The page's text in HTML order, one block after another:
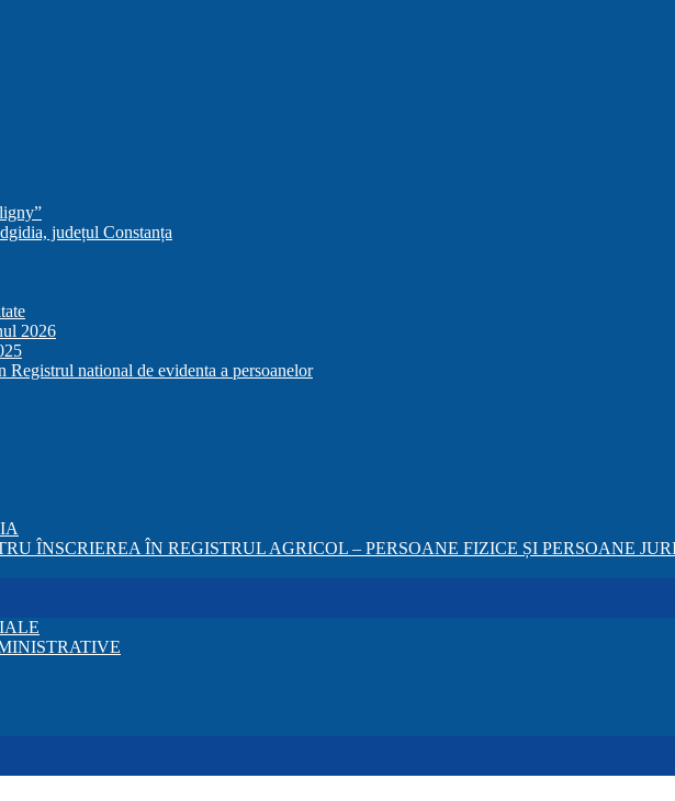
județul Constanța
2026
national de evidenta a persoanelor
ÎNSCRIEREA ÎN REGISTRUL AGRICOL – PERSOANE FIZICE ȘI PERSOANE